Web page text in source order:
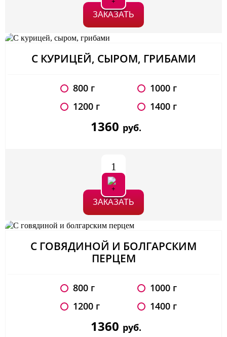
ЗАКАЗАТЬ
С КУРИЦЕЙ, СЫРОМ, ГРИБАМИ
800 г
1000 г
1200 г
1400 г
1360 руб.
1
ЗАКАЗАТЬ
С ГОВЯДИНОЙ И БОЛГАРСКИМ
ПЕРЦЕМ
800 г
1000 г
1200 г
1400 г
1360 руб.